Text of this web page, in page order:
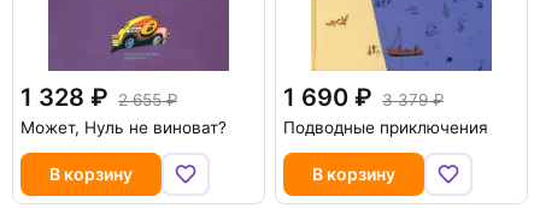
1 328
2 655
Может, Нуль не виноват?
В корзину
1 690
3 379
Подводные приключения
В корзину